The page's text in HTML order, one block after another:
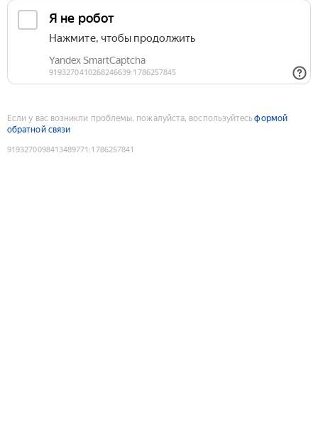
Если у вас возникли проблемы, пожалуйста, воспользуйтесьформой
обратной связи
9193270098413489771 :1786257841